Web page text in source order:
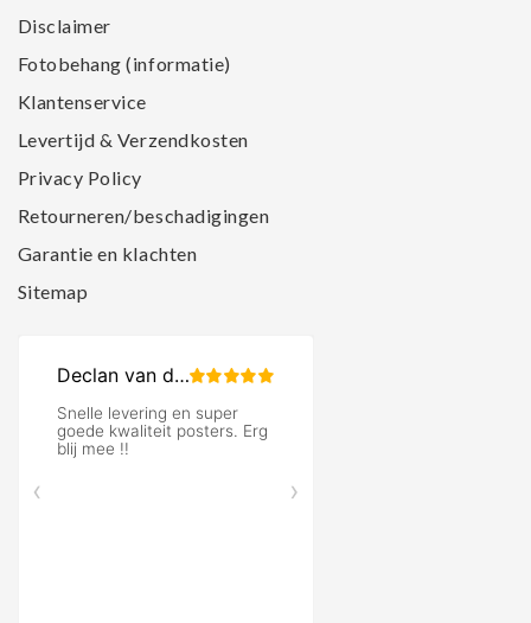
Disclaimer
Fotobehang (informatie)
Klantenservice
Levertijd & Verzendkosten
Privacy Policy
Retourneren/beschadigingen
Garantie en klachten
Sitemap